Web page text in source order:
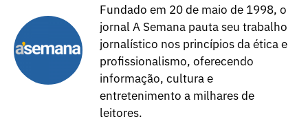
Fundado em 20 de maio de 1998, o
jornal A Semana pauta seu trabalho
jornalístico nos princípios da ética e
profissionalismo, oferecendo
informação, cultura e
entretenimento a milhares de
leitores.